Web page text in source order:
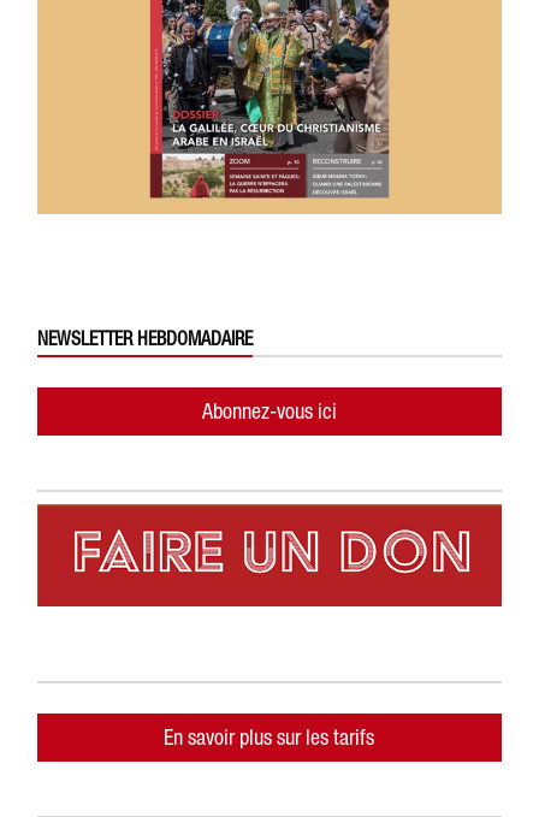
NEWSLETTER HEBDOMADAIRE
Abonnez-vous ici
En savoir plus sur les tarifs